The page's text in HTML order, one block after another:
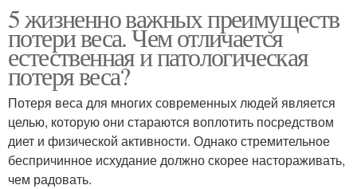
5 жизненно важных преимуществ
потери веса. Чем отличается
естественная и патологическая
потеря веса?
Потеря веса для многих современных людей является
целью, которую они стараются воплотить посредством
диет и физической активности. Однако стремительное
беспричинное исхудание должно скорее настораживать,
чем радовать.